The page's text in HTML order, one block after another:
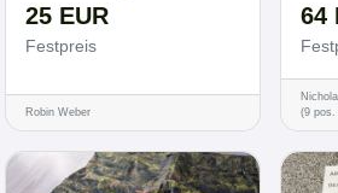
25 EUR
Festpreis
Robin Weber
64
(9 pos.